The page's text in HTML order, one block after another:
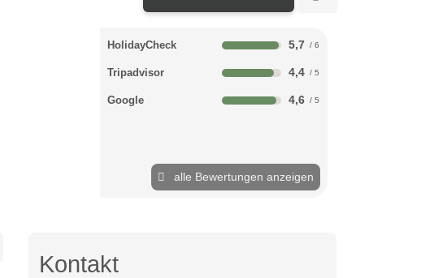
HolidayCheck 5,7
Tripadvisor 4,4
Google 4,6
alle Bewertungen anzeigen
Kontakt